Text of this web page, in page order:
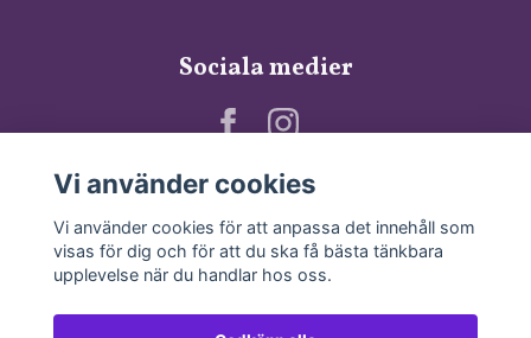
Sociala medier
Vi använder cookies
Vi använder cookies för att anpassa det innehåll som
visas för dig och för att du ska få bästa tänkbara
upplevelse när du handlar hos oss.